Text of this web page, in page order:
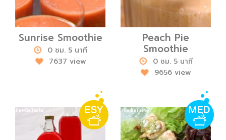
Sunrise Smoothie
0 ชม. 5 นาที
7637 view
Peach Pie
Smoothie
0 ชม. 5 นาที
9656 view